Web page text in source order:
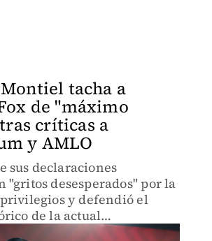
tacha a
de "máximo
críticas a
y AMLO
sus declaraciones
"gritos desesperados" por la
y defendió el
de la actual
federal.